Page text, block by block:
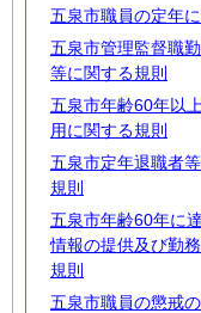
五泉市職員の定年
五泉市管理監督職
等に関する規則
五泉市年齢60年以
用に関する規則
五泉市定年退職者
規則
五泉市年齢60年に
情報の提供及び勤
規則
五泉市職員の懲戒